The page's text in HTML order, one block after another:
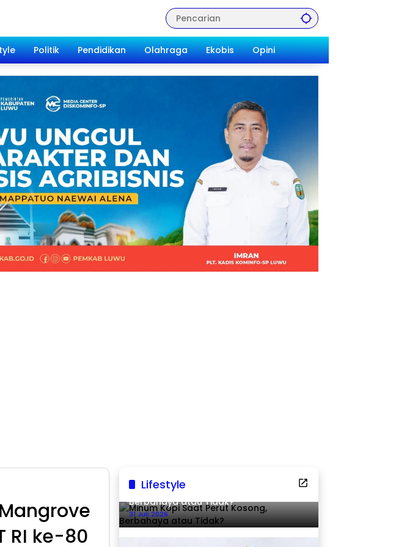
Politik Pendidikan Olahraga Ekobis Opini
RI ke-80
Lifestyle
Minum Kopi Saat Perut Kosong,
Berbahaya atau Tidak?
31 Juli 2026